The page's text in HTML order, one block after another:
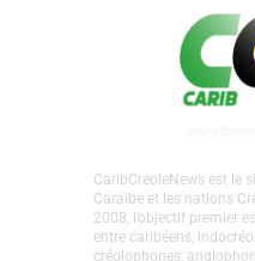
Laisser un commentaire
Agnès Mathey•